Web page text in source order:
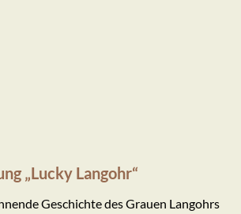
„Lucky Langohr“
Geschichte des Grauen Langohrs